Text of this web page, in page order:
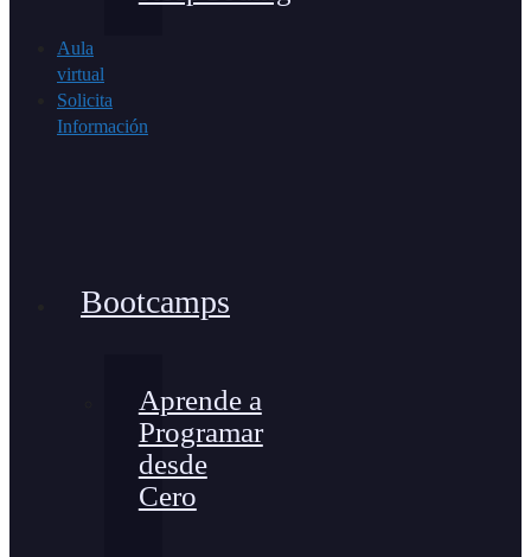
Aula
virtual
Solicita
Información
Bootcamps
Aprende a
Programar
desde
Cero